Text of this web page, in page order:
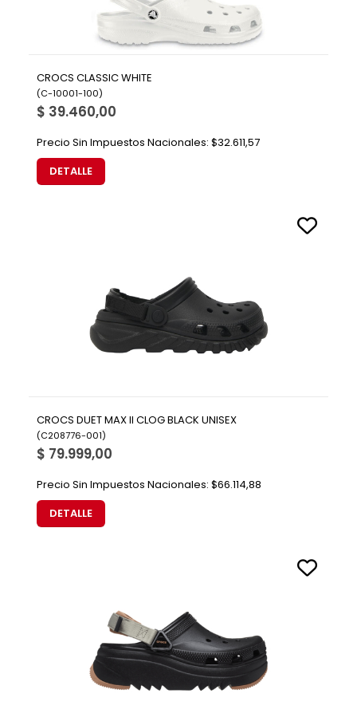
CROCS CLASSIC WHITE
(C-10001-100)
$ 39.460,00
Precio Sin Impuestos Nacionales: $32.611,57
DETALLE
CROCS DUET MAX II CLOG BLACK UNISEX
(C208776-001)
$ 79.999,00
Precio Sin Impuestos Nacionales: $66.114,88
DETALLE